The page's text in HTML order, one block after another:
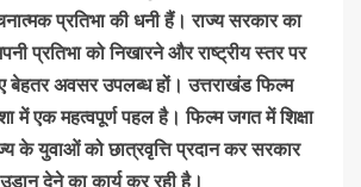
प्रतिभा की धनी हैं। राज्य सरकार का
प्रतिभा को निखारने और राष्ट्रीय स्तर पर
बेहतर अवसर उपलब्ध हों। उत्तराखंड फिल्म
में एक महत्वपूर्ण पहल है। फिल्म जगत में शिक्षा
के युवाओं को छात्रवृत्ति प्रदान कर सरकार
देने का कार्य कर रही है।